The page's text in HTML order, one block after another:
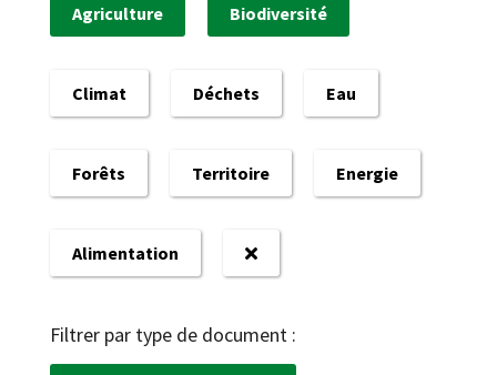
Agriculture Biodiversité
Climat Déchets Eau
Forêts Territoire Energie
Alimentation
Filtrer par type de document :